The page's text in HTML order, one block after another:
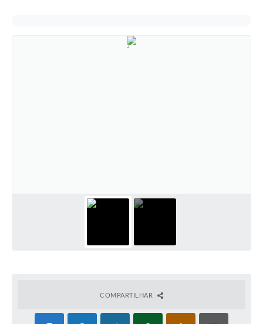
COMPARTILHAR